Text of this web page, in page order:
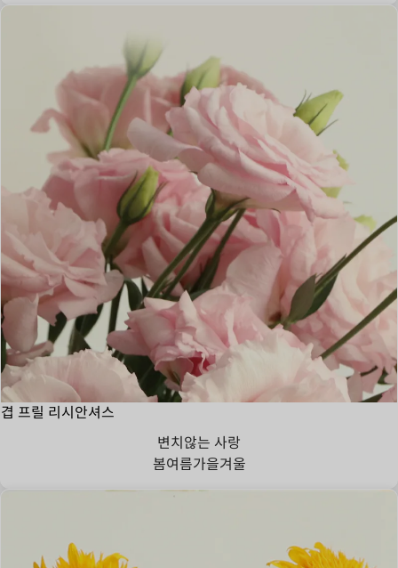
겹 프릴 리시안셔스
변치않는 사랑
봄여름가을겨울